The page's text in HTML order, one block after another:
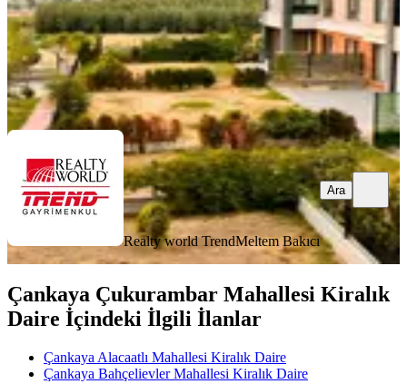
Realty world TrendMeltem Bakıcı
Ara
Realty world TrendMeltem Bakıcı
Ara
Çankaya Çukurambar Mahallesi Kiralık
Daire İçindeki İlgili İlanlar
Çankaya Alacaatlı Mahallesi Kiralık Daire
Çankaya Bahçelievler Mahallesi Kiralık Daire